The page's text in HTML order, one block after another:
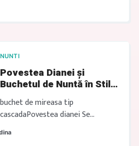
știu ce vor: bucurie reală, nu
spus din prima că nu își doresc o
nuntă clasică. Își doreau o zi care
NUNTI
Povestea Dianei și
Buchetul de Nuntă în Stil
Cascadă
buchet de mireasa tip
cascadaPovestea dianei Se
intampla in 2021. Diana este o
tânără cu gusturi rafinate, mereu